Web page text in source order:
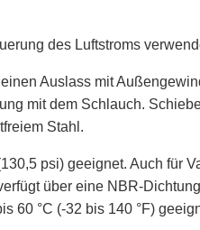
des Luftstroms
Auslass mit
mit dem Schlauch.
Stahl.
psi) geeignet. Auch für
über eine NBR-
60 °C (-32 bis 140 °F)